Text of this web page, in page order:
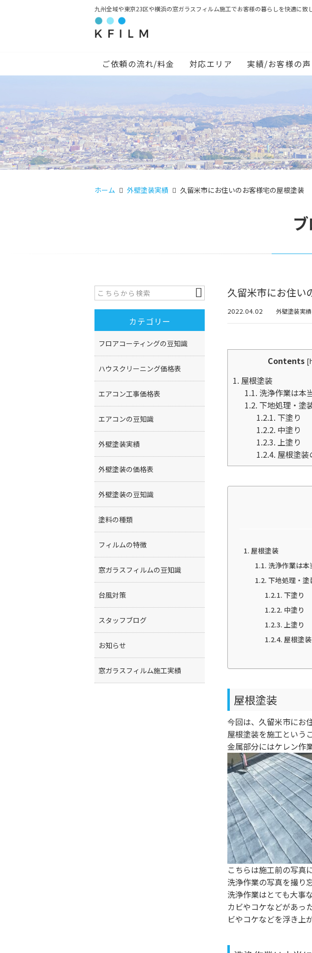
九州全域や東京23区や横浜の窓ガラスフィルム施工でお客様の暮らしを快適に致
ご依頼の流れ/料金 対応エリア 実績/お客様の声
ホーム 外壁塗装実績 久留米市にお住いのお客様宅の屋根塗装
久留米市にお住い
2022.04.02 外壁塗装実績
Contents [
1. 屋根塗装
1.1. 洗浄作業は本
1.2. 下地処理・塗
1.2.1. 下塗り
1.2.2. 中塗り
1.2.3. 上塗り
1.2.4. 屋根塗装
屋根塗装
洗浄作業は本
下地処理・塗
下塗り
中塗り
上塗り
屋根塗
屋根塗装
今回は、久留米市にお
屋根塗装を施工という
金属部分にはケレン作
こちらは施工前の写真
洗浄作業の写真を撮り
洗浄作業はとても大事
カビやコケなどがあっ
ビやコケなどを浮き上
カテゴリー
フロアコーティングの豆知識
ハウスクリーニング価格表
エアコン工事価格表
エアコンの豆知識
外壁塗装実績
外壁塗装の価格表
外壁塗装の豆知識
塗料の種類
フィルムの特徴
窓ガラスフィルムの豆知識
台風対策
スタッフブログ
お知らせ
窓ガラスフィルム施工実績